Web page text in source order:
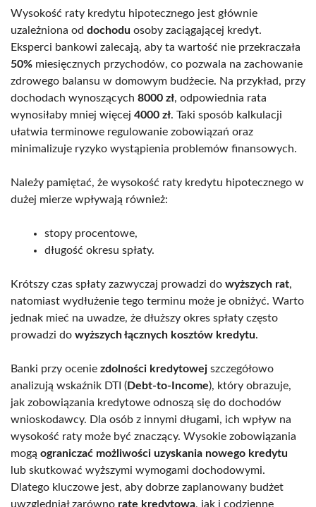
Wysokość raty kredytu hipotecznego jest głównie
uzależniona od dochodu osoby zaciągającej kredyt.
Eksperci bankowi zalecają, aby ta wartość nie przekraczała
50% miesięcznych przychodów, co pozwala na zachowanie
zdrowego balansu w domowym budżecie. Na przykład, przy
dochodach wynoszących 8000 zł, odpowiednia rata
wynosiłaby mniej więcej 4000 zł. Taki sposób kalkulacji
ułatwia terminowe regulowanie zobowiązań oraz
minimalizuje ryzyko wystąpienia problemów finansowych.
Należy pamiętać, że wysokość raty kredytu hipotecznego w
dużej mierze wpływają również:
stopy procentowe,
długość okresu spłaty.
Krótszy czas spłaty zazwyczaj prowadzi do wyższych rat,
natomiast wydłużenie tego terminu może je obniżyć. Warto
jednak mieć na uwadze, że dłuższy okres spłaty często
prowadzi do wyższych łącznych kosztów kredytu.
Banki przy ocenie zdolności kredytowej szczegółowo
analizują wskaźnik DTI (Debt-to-Income), który obrazuje,
jak zobowiązania kredytowe odnoszą się do dochodów
wnioskodawcy. Dla osób z innymi długami, ich wpływ na
wysokość raty może być znaczący. Wysokie zobowiązania
mogą ograniczać możliwości uzyskania nowego kredytu
lub skutkować wyższymi wymogami dochodowymi.
Dlatego kluczowe jest, aby dobrze zaplanowany budżet
uwzględniał zarówno ratę kredytową, jak i codzienne